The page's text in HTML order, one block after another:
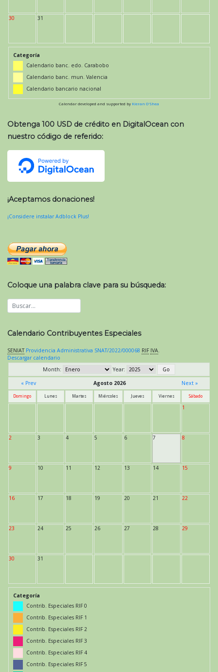
30 31
Categoría
Calendario banc. edo. Carabobo
Calendario banc. mun. Valencia
Calendario bancario nacional
Calendar developed and supported by Kieran O'Shea
Obtenga 100 USD de crédito en DigitalOcean con
nuestro código de referido:
¡Aceptamos donaciones!
¡Considere instalar Adblock Plus!
Coloque una palabra clave para su búsqueda:
Calendario Contribuyentes Especiales
SENIAT Providencia Administrativa SNAT/2022/000068 RIF IVA.
Descargar calendario
Month:
Year:
« Prev
Agosto 2026 Next »
Domingo Lunes Martes Miércoles Jueves Viernes Sábado
1
2 3 4 5 6 7 8
9 10 11 12 13 14 15
16 17 18 19 20 21 22
23 24 25 26 27 28 29
30 31
Categoría
Contrib. Especiales RIF 0
Contrib. Especiales RIF 1
Contrib. Especiales RIF 2
Contrib. Especiales RIF 3
Contrib. Especiales RIF 4
Contrib. Especiales RIF 5